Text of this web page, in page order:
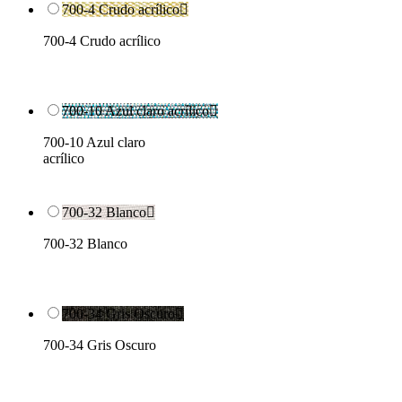
700-4 Crudo acrílico
700-4 Crudo acrílico
700-10 Azul claro acrílico
700-10 Azul claro
acrílico
700-32 Blanco
700-32 Blanco
700-34 Gris Oscuro
700-34 Gris Oscuro